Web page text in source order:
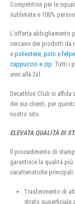
Competition per le
sublimate e 100%
L’offerta abbigliamento
cercano dei prodotti da
e poliestere, polo e felpe
cappuccio e zip. Tutti i
anni alla 2xl.
Decathlon Club si
dei sui clienti, per
nostro sito.
ELEVATA QUALITÀ DI
Il procedimento di
garantisce la qualità più
caratteristiche principali:
Trasferimento di
strato superficiale